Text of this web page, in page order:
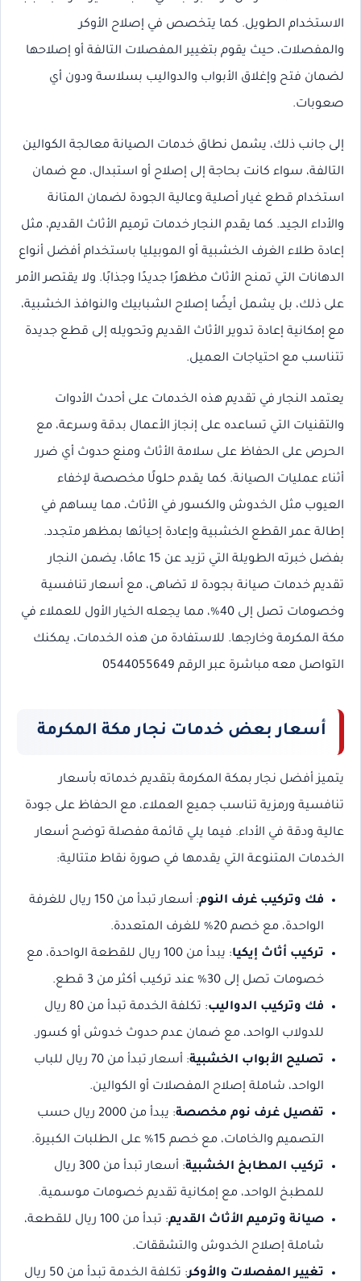
الاستخدام الطويل. كما يتخصص في إصلاح الأوكر
والمفصلات، حيث يقوم بتغيير المفصلات التالفة أو إصلاحها
لضمان فتح وإغلاق الأبواب والدواليب بسلاسة ودون أي
صعوبات.
إلى جانب ذلك، يشمل نطاق خدمات الصيانة معالجة الكوالين
التالفة، سواء كانت بحاجة إلى إصلاح أو استبدال، مع ضمان
استخدام قطع غيار أصلية وعالية الجودة لضمان المتانة
والأداء الجيد. كما يقدم النجار خدمات ترميم الأثاث القديم، مثل
إعادة طلاء الغرف الخشبية أو الموبيليا باستخدام أفضل أنواع
الدهانات التي تمنح الأثاث مظهرًا جديدًا وجذابًا. ولا يقتصر الأمر
على ذلك، بل يشمل أيضًا إصلاح الشبابيك والنوافذ الخشبية،
مع إمكانية إعادة تدوير الأثاث القديم وتحويله إلى قطع جديدة
تتناسب مع احتياجات العميل.
يعتمد النجار في تقديم هذه الخدمات على أحدث الأدوات
والتقنيات التي تساعده على إنجاز الأعمال بدقة وسرعة، مع
الحرص على الحفاظ على سلامة الأثاث ومنع حدوث أي ضرر
أثناء عمليات الصيانة. كما يقدم حلولًا مخصصة لإخفاء
العيوب مثل الخدوش والكسور في الأثاث، مما يساهم في
إطالة عمر القطع الخشبية وإعادة إحيائها بمظهر متجدد.
بفضل خبرته الطويلة التي تزيد عن 15 عامًا، يضمن النجار
تقديم خدمات صيانة بجودة لا تضاهى، مع أسعار تنافسية
وخصومات تصل إلى 40%، مما يجعله الخيار الأول للعملاء في
مكة المكرمة وخارجها. للاستفادة من هذه الخدمات، يمكنك
التواصل معه مباشرة عبر الرقم 0544055649
أسعار بعض خدمات نجار مكة المكرمة
يتميز أفضل نجار بمكة المكرمة بتقديم خدماته بأسعار
تنافسية ورمزية تناسب جميع العملاء، مع الحفاظ على جودة
عالية ودقة في الأداء. فيما يلي قائمة مفصلة توضح أسعار
الخدمات المتنوعة التي يقدمها في صورة نقاط متتالية:
فك وتركيب غرف النوم
: أسعار تبدأ من 150 ريال للغرفة
الواحدة، مع خصم 20% للغرف المتعددة.
تركيب أثاث إيكيا
: يبدأ من 100 ريال للقطعة الواحدة، مع
خصومات تصل إلى 30% عند تركيب أكثر من 3 قطع.
فك وتركيب الدواليب
: تكلفة الخدمة تبدأ من 80 ريال
للدولاب الواحد، مع ضمان عدم حدوث خدوش أو كسور.
تصليح الأبواب الخشبية
: أسعار تبدأ من 70 ريال للباب
الواحد، شاملة إصلاح المفصلات أو الكوالين.
تفصيل غرف نوم مخصصة
: يبدأ من 2000 ريال حسب
التصميم والخامات، مع خصم 15% على الطلبات الكبيرة.
تركيب المطابخ الخشبية
: أسعار تبدأ من 300 ريال
للمطبخ الواحد، مع إمكانية تقديم خصومات موسمية.
صيانة وترميم الأثاث القديم
: تبدأ من 100 ريال للقطعة،
شاملة إصلاح الخدوش والتشققات.
تغيير المفصلات والأوكر
: تكلفة الخدمة تبدأ من 50 ريال